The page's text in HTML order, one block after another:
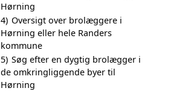
Hørning
4) Oversigt over brolæggere i
Hørning eller hele Randers
kommune
5) Søg efter en dygtig brolægger i
de omkringliggende byer til
Hørning